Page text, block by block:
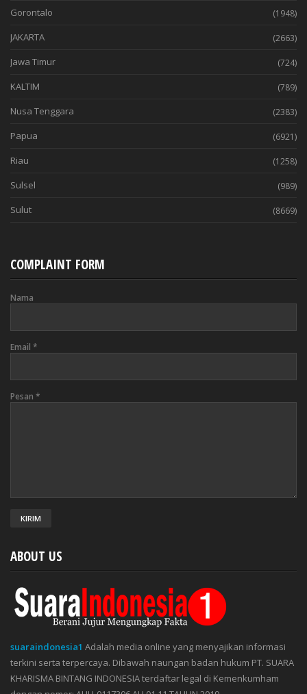
Gorontalo (1948)
JAKARTA (2663)
Jawa Timur (724)
KALTIM (789)
Nusa Tenggara (2383)
Papua (6921)
Riau (1258)
Sulsel (989)
Sulut (8669)
COMPLAINT FORM
Nama
Email *
Pesan *
ABOUT US
suaraindonesia1 Adalah media online yang menyajikan informasi
terkini serta terpercaya. Dibawah naungan badan hukum PT. SUARA
KHARISMA BINTANG INDONESIA terdaftar legal di Kemenkumham